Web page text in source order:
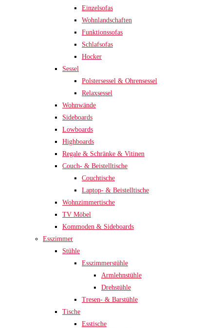
Einzelsofas
Wohnlandschaften
Funktionssofas
Schlafsofas
Hocker
Sessel
Polstersessel & Ohrensessel
Relaxsessel
Wohnwände
Sideboards
Lowboards
Highboards
Regale & Schränke & Vitinen
Couch- & Beistelltische
Couchtische
Laptop- & Beistelltische
Wohnzimmertische
TV Möbel
Kommoden & Sideboards
Esszimmer
Stühle
Esszimmerstühle
Armlehnstühle
Drehstühle
Tresen- & Barstühle
Tische
Esstische